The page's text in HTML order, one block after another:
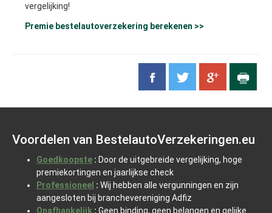
vergelijking!
Premie bestelautoverzekering berekenen >>
Voordelen van BestelautoVerzekeringen.eu
Goedkoopste : Door de uitgebreide vergelijking, hoge
premiekortingen en jaarlijkse check
Professioneel : Wij hebben alle vergunningen en zijn
aangesloten bij branchevereniging Adfiz
Onafhankelijk : Geen binding, geen belangen en gelijke